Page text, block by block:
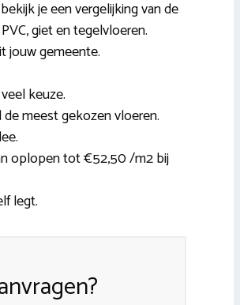
je een vergelijking van de
giet en tegelvloeren.
jouw gemeente.
keuze.
meest gekozen vloeren.
oplopen tot €52,50 /m2 bij
legt.